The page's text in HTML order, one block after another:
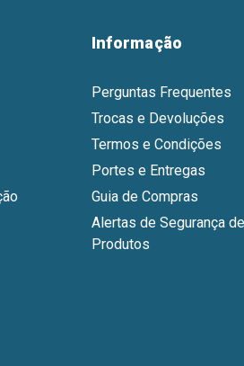
Informação
Perguntas Frequentes
Trocas e Devoluções
Termos e Condições
Portes e Entregas
Guia de Compras
Alertas de Segurança de
Produtos